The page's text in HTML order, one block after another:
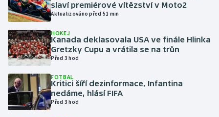
Házená
Jezdectví
Judo
Krasobruslení
Lezení
slaví premiérové vítězství v Moto2
Aktualizováno před 51 min
HOKEJ
Kanada deklasovala USA ve finále Hlinka
Gretzky Cupu a vrátila se na trůn
Před 3 hod
FOTBAL
Kritici šíří dezinformace, Infantina
nedáme, hlásí FIFA
Před 3 hod